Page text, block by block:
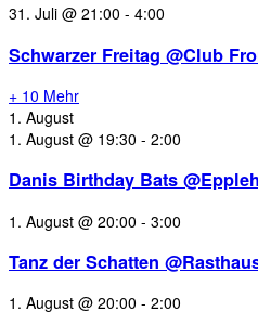
31. Juli @ 21:00 - 4:00
Schwarzer Freitag @Club
+ 10 Mehr
1. August
1. August @ 19:30 - 2:00
Danis Birthday Bats
1. August @ 20:00 - 3:00
Tanz der Schatten
1. August @ 20:00 - 2:00